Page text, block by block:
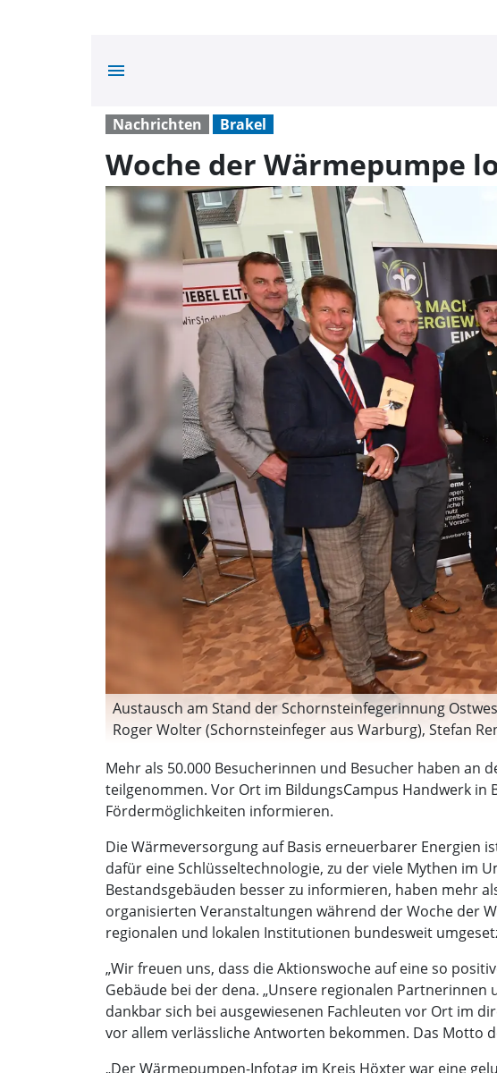
menu
Nachrichten Brakel
Woche der Wärmepumpe
Austausch am Stand der Schornsteinfegerinnung
Roger Wolter (Schornsteinfeger aus Warburg), Stefan
Kreishandwerkerschaft Höxter-Warburg), Hans-Jörg
NRW GmbH). (Foto: privat)
Mehr als 50.000 Besucherinnen und Besucher haben an
teilgenommen. Vor Ort im BildungsCampus Handwerk
Fördermöglichkeiten informieren.
Die Wärmeversorgung auf Basis erneuerbarer Energien
dafür eine Schlüsseltechnologie, zu der viele Mythen im
Bestandsgebäuden besser zu informieren, haben mehr
organisierten Veranstaltungen während der Woche der
regionalen und lokalen Institutionen bundesweit
„Wir freuen uns, dass die Aktionswoche auf eine so
Gebäude bei der dena. „Unsere regionalen
dankbar sich bei ausgewiesenen Fachleuten vor Ort im
vor allem verlässliche Antworten bekommen. Das Motto
„Der Wärmepumpen-Infotag im Kreis Höxter war eine